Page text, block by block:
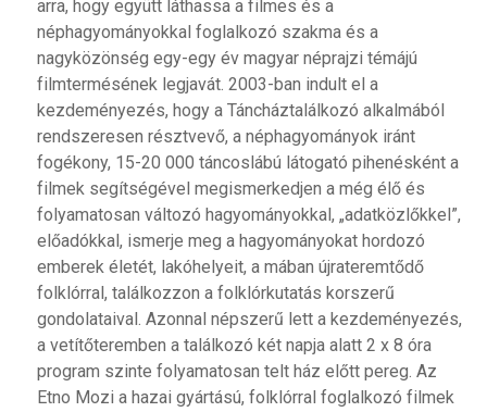
arra, hogy együtt láthassa a filmes és a
néphagyományokkal foglalkozó szakma és a
nagyközönség egy-egy év magyar néprajzi témájú
filmtermésének legjavát. 2003-ban indult el a
kezdeményezés, hogy a Táncháztalálkozó alkalmából
rendszeresen résztvevő, a néphagyományok iránt
fogékony, 15-20 000 táncoslábú látogató pihenésként a
filmek segítségével megismerkedjen a még élő és
folyamatosan változó hagyományokkal, „adatközlőkkel”,
előadókkal, ismerje meg a hagyományokat hordozó
emberek életét, lakóhelyeit, a mában újrateremtődő
folklórral, találkozzon a folklórkutatás korszerű
gondolataival. Azonnal népszerű lett a kezdeményezés,
a vetítőteremben a találkozó két napja alatt 2 x 8 óra
program szinte folyamatosan telt ház előtt pereg. Az
Etno Mozi a hazai gyártású, folklórral foglalkozó filmek